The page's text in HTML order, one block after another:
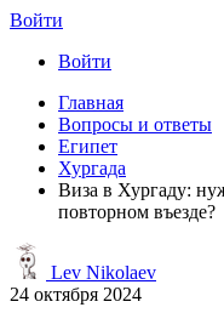
Войти
Войти
Главная
Вопросы и ответы
Египет
Хургада
Виза в Хургаду:
повторном въезде?
Lev Nikolaev
24 октября 2024